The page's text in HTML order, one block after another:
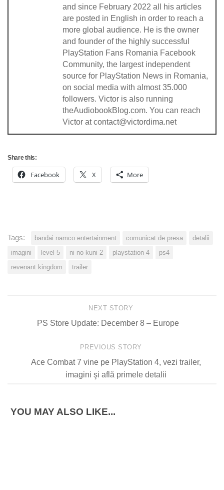
and since February 2022 all his articles
are posted in English in order to reach a
more global audience. He is the owner
and founder of the highly successful
PlayStation Fans Romania Facebook
Community, the largest independent
source for PlayStation News in Romania,
on social media with almost 35.000
followers. Victor is also running
theAudiobookBlog.com. You can reach
Victor at contact@victordima.net
Share this:
Facebook X More
Tags: bandai namco entertainment comunicat de presa
detalii
imagini
level 5 ni no kuni 2 playstation 4
ps4
revenant kingdom
trailer
NEXT STORY
PS Store Update: December 8 – Europe
PREVIOUS STORY
Ace Combat 7 vine pe PlayStation 4, vezi trailer,
imagini şi află primele detalii
YOU MAY ALSO LIKE...